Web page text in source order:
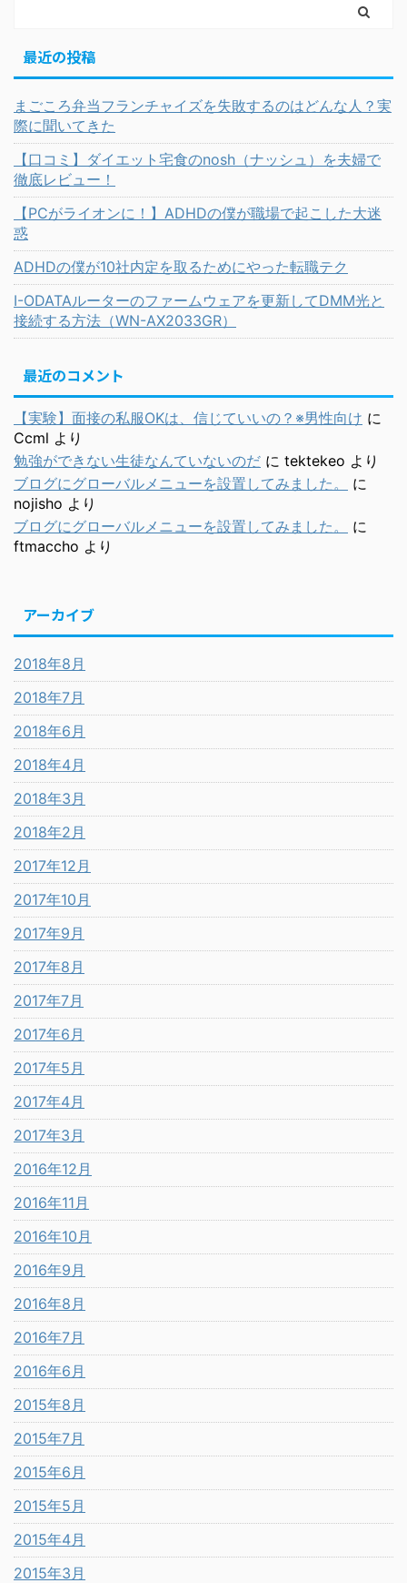
最近の投稿
まごころ弁当フランチャイズを失敗するのはどんな人？実
際に聞いてきた
【口コミ】ダイエット宅食のnosh（ナッシュ）を夫婦で
徹底レビュー！
【PCがライオンに！】ADHDの僕が職場で起こした大迷
惑
ADHDの僕が10社内定を取るためにやった転職テク
I-ODATAルーターのファームウェアを更新してDMM光と
接続する方法（WN-AX2033GR）
最近のコメント
【実験】面接の私服OKは、信じていいの？※男性向け に
Ccml より
勉強ができない生徒なんていないのだ に tektekeo より
ブログにグローバルメニューを設置してみました。
に
nojisho より
ブログにグローバルメニューを設置してみました。
に
ftmaccho より
アーカイブ
2018年8月
2018年7月
2018年6月
2018年4月
2018年3月
2018年2月
2017年12月
2017年10月
2017年9月
2017年8月
2017年7月
2017年6月
2017年5月
2017年4月
2017年3月
2016年12月
2016年11月
2016年10月
2016年9月
2016年8月
2016年7月
2016年6月
2015年8月
2015年7月
2015年6月
2015年5月
2015年4月
2015年3月